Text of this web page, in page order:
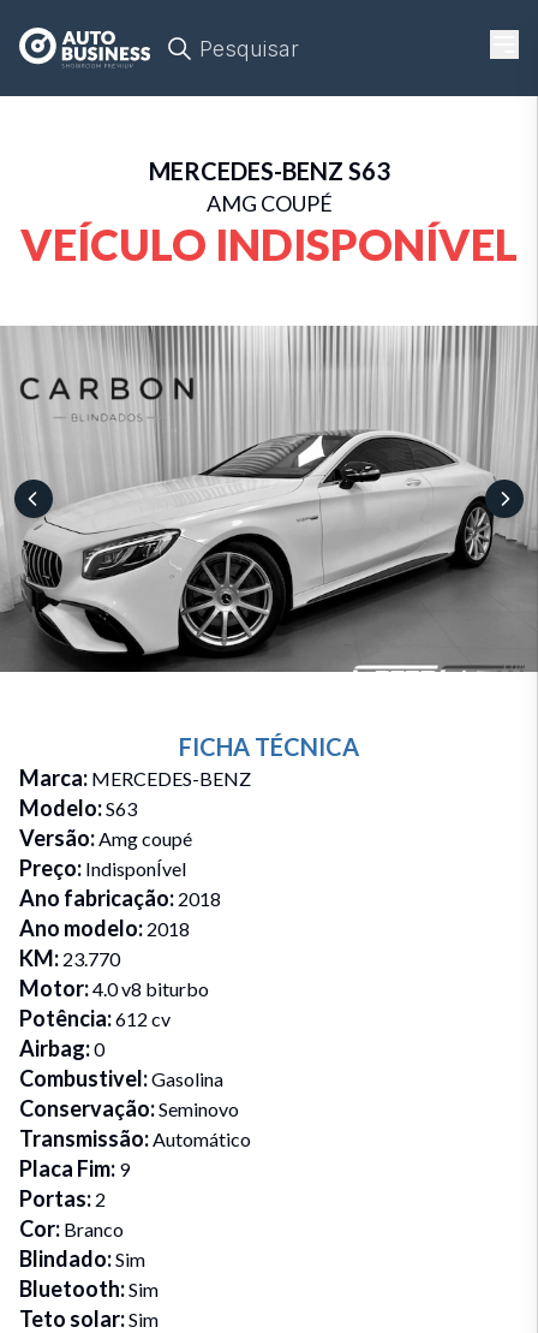
Pesquisar
MERCEDES-BENZ S63
AMG COUPÉ
VEÍCULO INDISPONÍVEL
FICHA TÉCNICA
Marca: MERCEDES-BENZ
Modelo:S63
Versão:Amg coupé
Preço: IndisponÍvel
Ano fabricação: 2018
Ano modelo: 2018
KM: 23.770
Motor:4.0 v8 biturbo
Potência:612 cv
Airbag:0
Combustivel:Gasolina
Conservação:Seminovo
Transmissão:Automático
Placa Fim: 9
Portas: 2
Cor: Branco
Blindado:Sim
Bluetooth:Sim
Teto solar:Sim